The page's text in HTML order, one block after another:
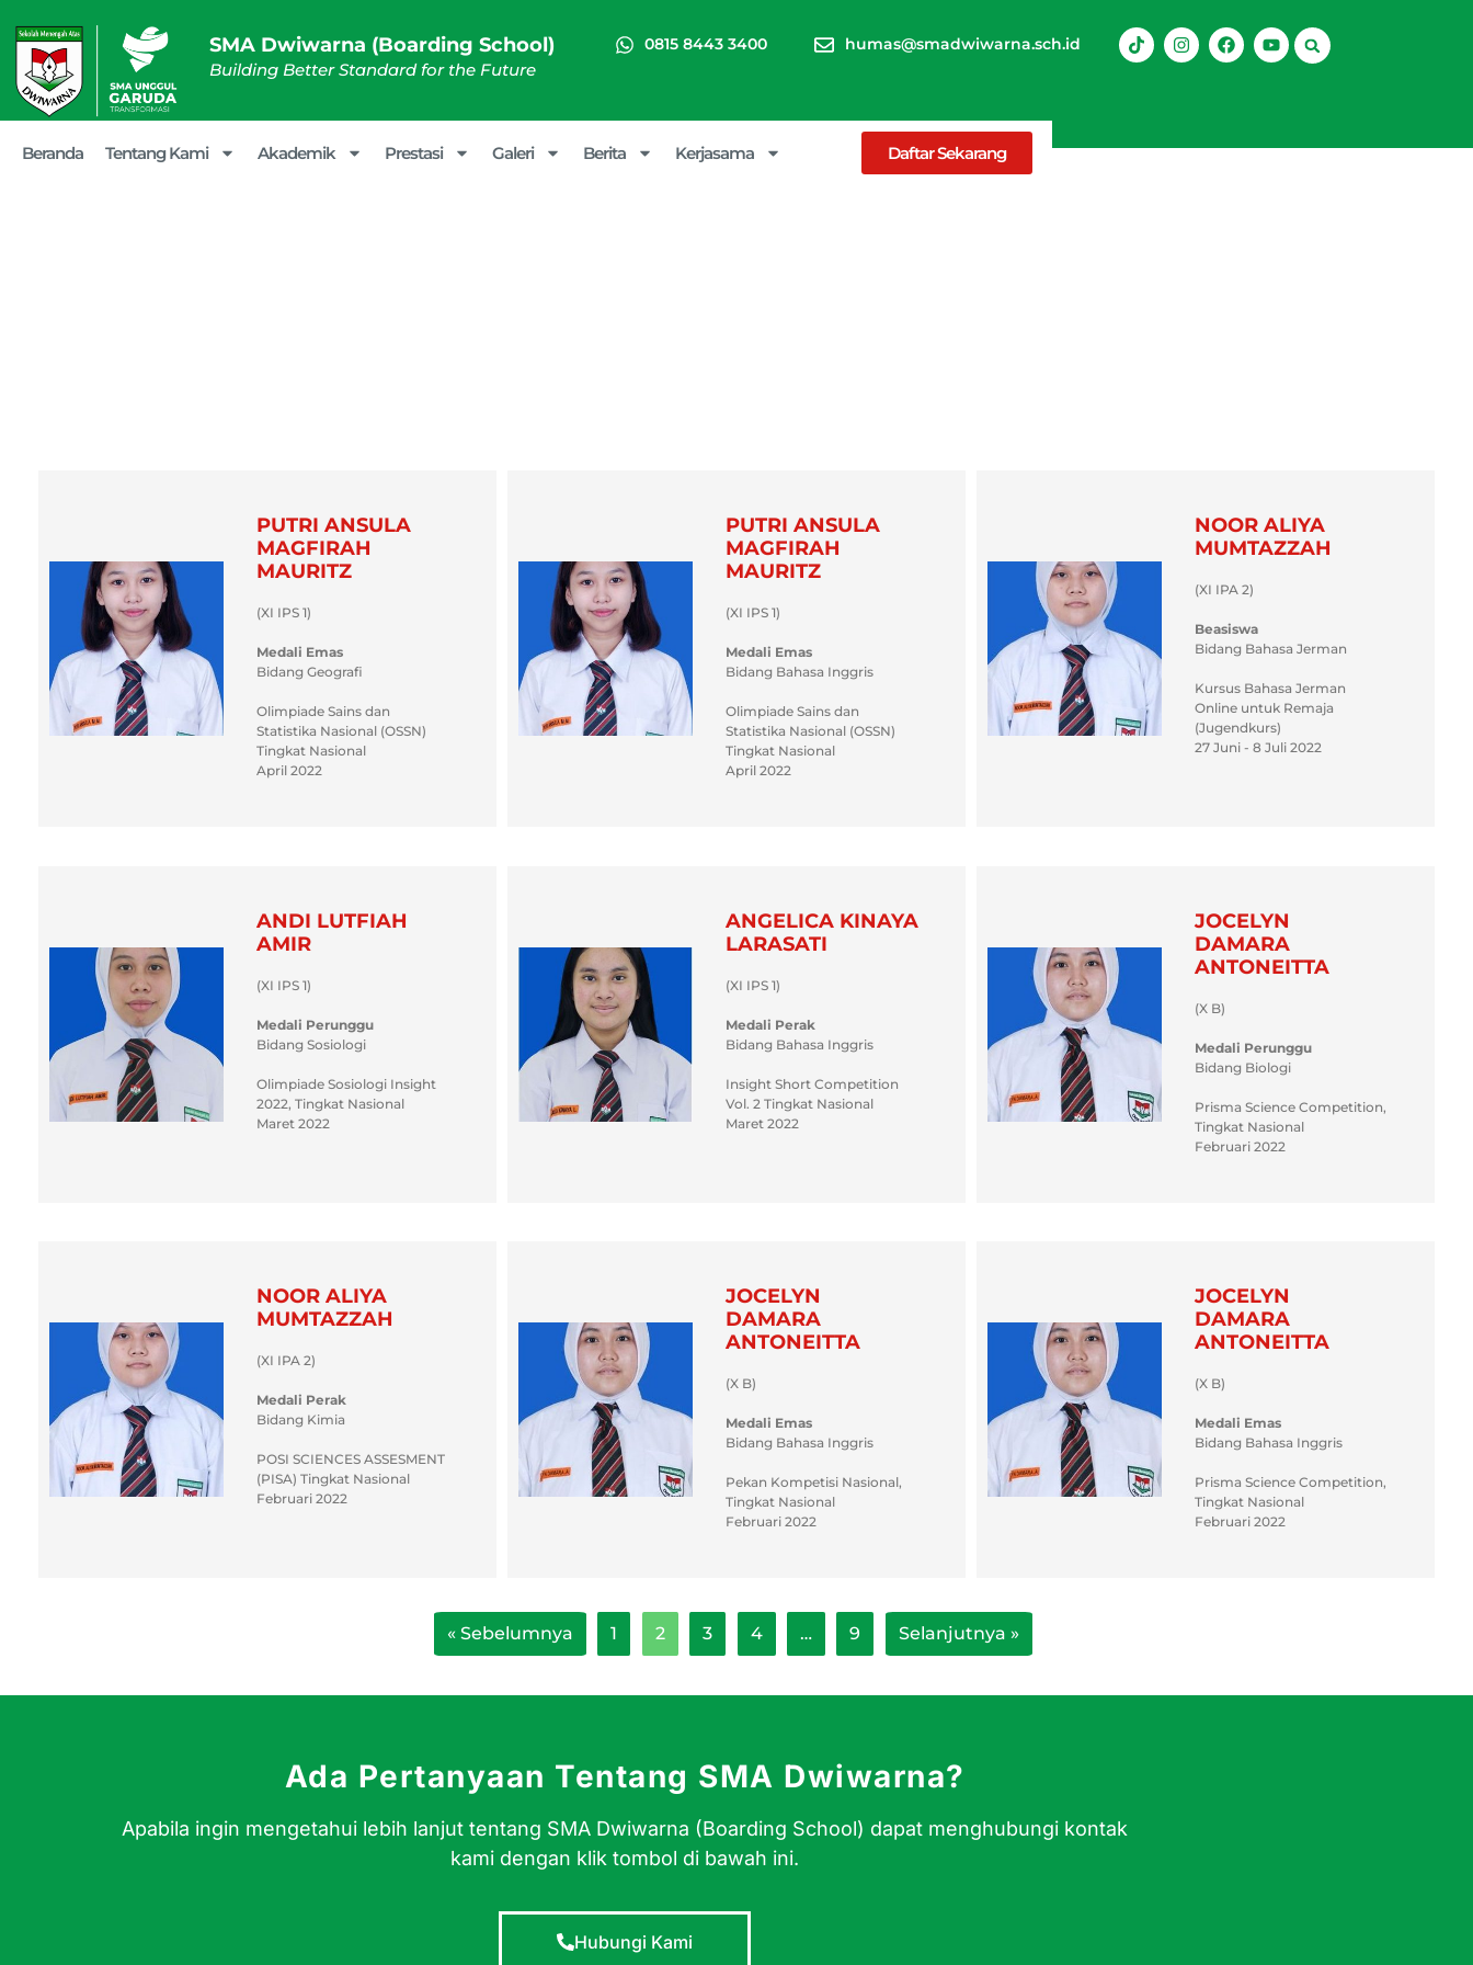
SMA Dwiwarna (Boarding School)
Building Better Standard for the Future
0815 8443 3400 humas@smadwiwarna.sch.id
Beranda Tentang Kami Akademik Prestasi Galeri Berita Kerjasama Daftar Sekarang
PUTRI ANSULA
MAGFIRAH
MAURITZ
(XI IPS 1)
Medali Emas
Bidang Geografi
Olimpiade Sains dan
Statistika Nasional (OSSN)
Tingkat Nasional
April 2022
PUTRI ANSULA
MAGFIRAH
MAURITZ
(XI IPS 1)
Medali Emas
Bidang Bahasa Inggris
Olimpiade Sains dan
Statistika Nasional (OSSN)
Tingkat Nasional
April 2022
NOOR ALIYA
MUMTAZZAH
(XI IPA 2)
Beasiswa
Bidang Bahasa Jerman
Kursus Bahasa Jerman
Online untuk Remaja
(Jugendkurs)
27 Juni - 8 Juli 2022
ANDI LUTFIAH
AMIR
(XI IPS 1)
Medali Perunggu
Bidang Sosiologi
Olimpiade Sosiologi Insight
2022, Tingkat Nasional
Maret 2022
ANGELICA KINAYA
LARASATI
(XI IPS 1)
Medali Perak
Bidang Bahasa Inggris
Insight Short Competition
Vol. 2 Tingkat Nasional
Maret 2022
JOCELYN
DAMARA
ANTONEITTA
(X B)
Medali Perunggu
Bidang Biologi
Prisma Science Competition,
Tingkat Nasional
Februari 2022
NOOR ALIYA
MUMTAZZAH
(XI IPA 2)
Medali Perak
Bidang Kimia
POSI SCIENCES ASSESMENT
(PISA) Tingkat Nasional
Februari 2022
JOCELYN
DAMARA
ANTONEITTA
(X B)
Medali Emas
Bidang Bahasa Inggris
Pekan Kompetisi Nasional,
Tingkat Nasional
Februari 2022
JOCELYN
DAMARA
ANTONEITTA
(X B)
Medali Emas
Bidang Bahasa Inggris
Prisma Science Competition,
Tingkat Nasional
Februari 2022
« Sebelumnya 1 2 3 4 … 9 Selanjutnya »
Ada Pertanyaan Tentang SMA Dwiwarna?
Apabila ingin mengetahui lebih lanjut tentang SMA Dwiwarna (Boarding School) dapat menghubungi kontak
kami dengan klik tombol di bawah ini.
Hubungi Kami